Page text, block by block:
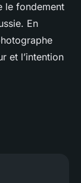
le fondement
En
et l’intention